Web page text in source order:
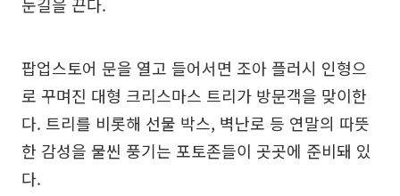
팝업스토어 문을 열고 들어서면 조아 플러시 인형으
로 꾸며진 대형 크리스마스 트리가 방문객을 맞이한
다. 트리를 비롯해 선물 박스, 벽난로 등 연말의 따뜻
한 감성을 물씬 풍기는 포토존들이 곳곳에 준비돼 있
다.